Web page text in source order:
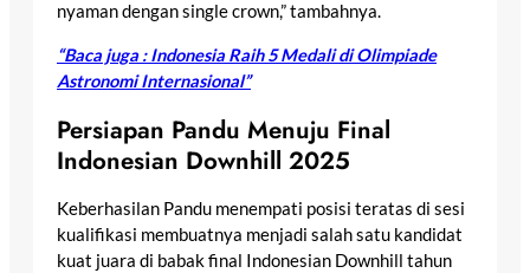
nyaman dengan single crown,” tambahnya.
“Baca juga : Indonesia Raih 5 Medali di Olimpiade
Astronomi Internasional”
Persiapan Pandu Menuju Final
Indonesian Downhill 2025
Keberhasilan Pandu menempati posisi teratas di sesi
kualifikasi membuatnya menjadi salah satu kandidat
kuat juara di babak final Indonesian Downhill tahun